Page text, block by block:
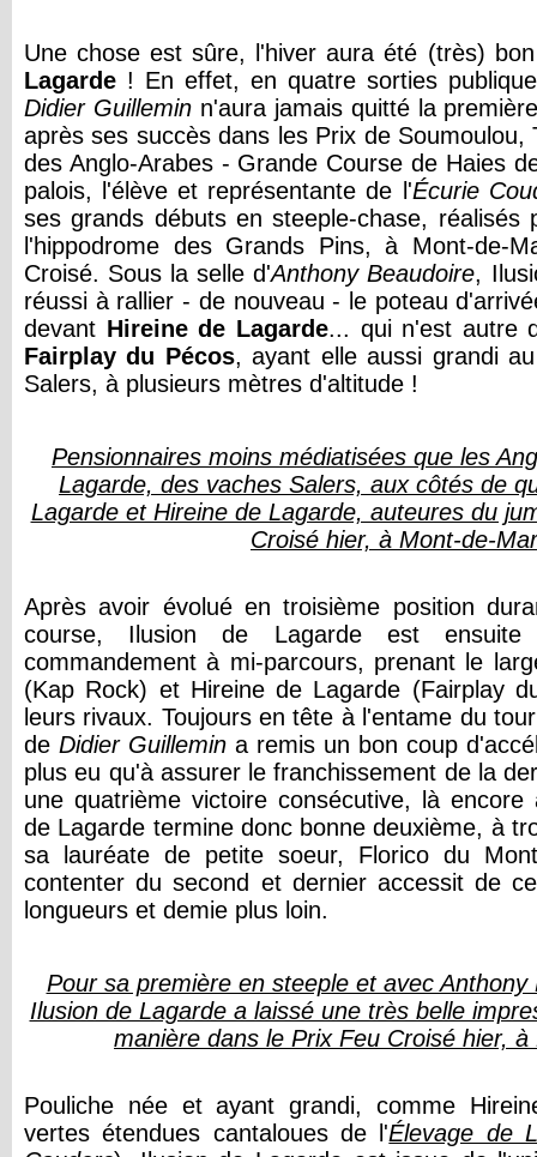
Une chose est sûre, l'hiver aura été (très)
Lagarde ! En effet, en quatre sorties
Didier Guilleminn'aura jamais quitté la
après ses succès dans les Prix de Soumoulou,
des Anglo-Arabes - Grande Course de Haies
palois, l'élève et représentante de l'Écurie
ses grands débuts en steeple-chase, réalisés
l'hippodrome des Grands Pins, à Mont-de-
Croisé. Sous la selle d'Anthony Beaudoire,
réussi à rallier - de nouveau - le poteau
devant Hireine de Lagarde... qui n'est autre
Fairplay du Pécos, ayant elle aussi grandi
Salers, à plusieurs mètres d'altitude !
Pensionnaires moins médiatisées que les
Lagarde, des vaches Salers, aux côtés de
Lagarde et Hireine de Lagarde, auteures du
Croisé hier, à Mont-de-
Après avoir évolué en troisième position
course, Ilusion de Lagarde est
commandement à mi-parcours, prenant le
(Kap Rock) et Hireine de Lagarde (Fairplay
leurs rivaux. Toujours en tête à l'entame du
de Didier Guillemin a remis un bon coup
plus eu qu'à assurer le franchissement de la
une quatrième victoire consécutive, là
de Lagarde termine donc bonne deuxième, à
sa lauréate de petite soeur, Florico du
contenter du second et dernier accessit de
longueurs et demie plus loin.
Pour sa première en steeple et avec
Ilusion de Lagarde a laissé une très belle
manière dans le Prix Feu Croisé hier,
Pouliche née et ayant grandi, comme
vertes étendues cantaloues de l'Élevage de